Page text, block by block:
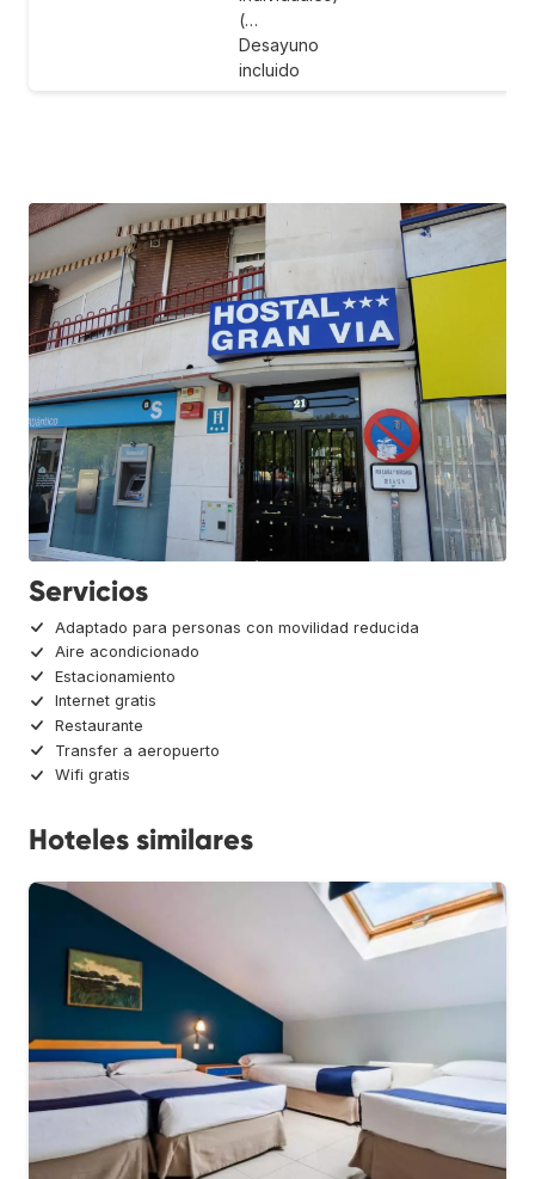
(…
Desayuno
incluido
Servicios
Adaptado para personas con movilidad reducida
Aire acondicionado
Estacionamiento
Internet gratis
Restaurante
Transfer a aeropuerto
Wifi gratis
Hoteles similares